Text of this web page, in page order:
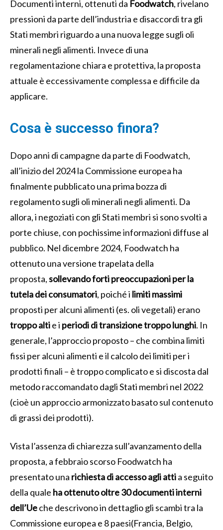
Documenti interni, ottenuti da Foodwatch, rivelano
pressioni da parte dell’industria e disaccordi tra gli
Stati membri riguardo a una nuova legge sugli oli
minerali negli alimenti. Invece di una
regolamentazione chiara e protettiva, la proposta
attuale è eccessivamente complessa e difficile da
applicare.
Cosa è successo finora?
Dopo anni di campagne da parte di Foodwatch,
all’inizio del 2024 la Commissione europea ha
finalmente pubblicato una prima bozza di
regolamento sugli oli minerali negli alimenti. Da
allora, i negoziati con gli Stati membri si sono svolti a
porte chiuse, con pochissime informazioni diffuse al
pubblico. Nel dicembre 2024, Foodwatch ha
ottenuto una versione trapelata della
proposta,sollevando forti preoccupazioni per la
tutela dei consumatori, poiché i limiti massimi
proposti per alcuni alimenti (es. oli vegetali) erano
troppo altie i periodi di transizione troppo lunghi. In
generale, l’approccio proposto – che combina limiti
fissi per alcuni alimenti e il calcolo dei limiti per i
prodotti finali – è troppo complicato e si discosta dal
metodo raccomandato dagli Stati membri nel 2022
(cioè un approccio armonizzato basato sul contenuto
di grassi dei prodotti).
Vista l’assenza di chiarezza sull’avanzamento della
proposta, a febbraio scorso Foodwatch ha
presentato una richiesta di accesso agli attia seguito
della quale ha ottenuto oltre 30 documenti interni
dell’Ueche descrivono in dettaglio gli scambi tra la
Commissione europea e 8 paesi(Francia, Belgio,